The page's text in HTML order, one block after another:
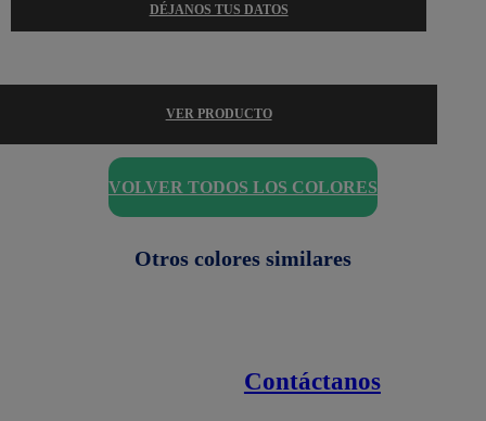
DÉJANOS TUS DATOS
VER PRODUCTO
VOLVER TODOS LOS COLORES
Otros colores similares
Contáctanos